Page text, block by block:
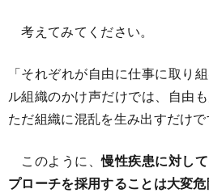
考えてみてください。
「それぞれが自由に仕事に取り
ル組織のかけ声だけでは、自由
ただ組織に混乱を生み出すだけで
このように、慢性疾患に対し
プローチを採用することは大変